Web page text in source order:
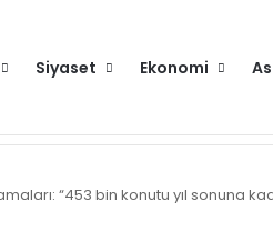
Siyaset Ekonomi
“453 bin konutu yıl sonuna